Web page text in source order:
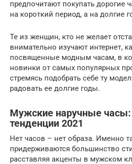
предпочитают покупать дорогие
на короткий период, а на долгие
Те из женщин, кто не желает
внимательно изучают интернет,
посвященные модным часам, в
новинки от самых популярных
стремясь подобрать себе ту
радовать ее долгие годы.
Мужские наручные
тенденции 2021
Нет часов – нет образа. Именно
придерживаются большинство
расставляя акценты в мужском